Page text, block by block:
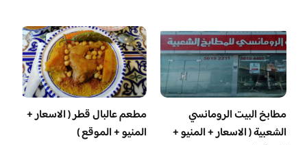
مطابخ البيت الرومانسي
الشعبية ( الاسعار + المنيو +
مطعم عالبال قطر ( الاسعار +
المنيو + الموقع )